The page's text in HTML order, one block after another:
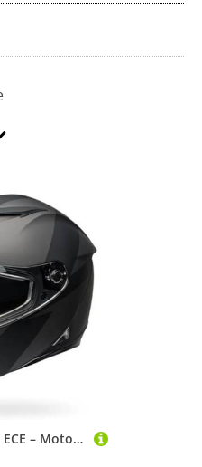
Bell Lithium Shear ECE – Motorradhelm ECE Zertifiziert – Sonnenblende Helm – Micrometric Verschluss – herausnehmbares Innenfutter – Polycarbonat Schale – Black/Black, Größe: XL